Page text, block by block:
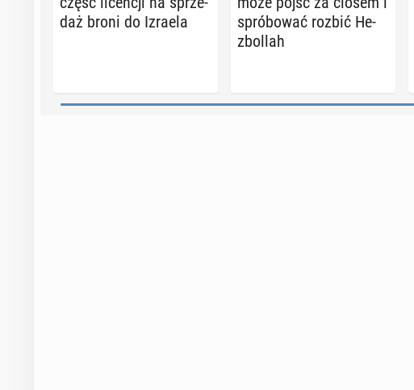
daż broni do Izraela
spró­bo­wać rozbić He­
zbol­lah